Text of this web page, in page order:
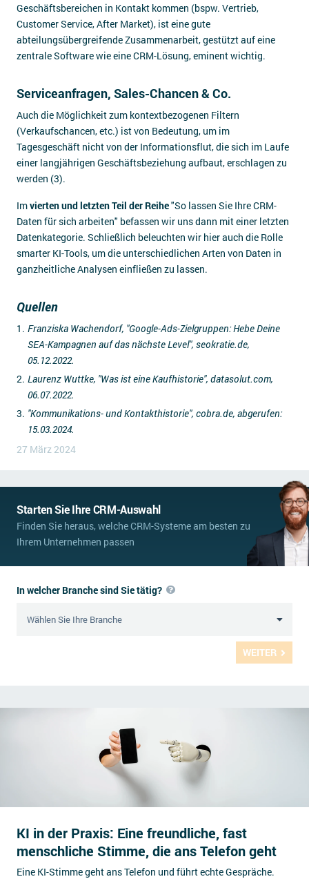
Geschäftsbereichen in Kontakt kommen (bspw. Vertrieb,
Customer Service, After Market), ist eine gute
abteilungsübergreifende Zusammenarbeit, gestützt auf eine
zentrale Software wie eine CRM-Lösung, eminent wichtig.
Serviceanfragen, Sales-Chancen & Co.
Auch die Möglichkeit zum kontextbezogenen Filtern
(Verkaufschancen, etc.) ist von Bedeutung, um im
Tagesgeschäft nicht von der Informationsflut, die sich im Laufe
einer langjährigen Geschäftsbeziehung aufbaut, erschlagen zu
werden (3).
Imvierten und letzten Teil der Reihe"So lassen Sie Ihre CRM-
Daten für sich arbeiten" befassen wir uns dann mit einer letzten
Datenkategorie. Schließlich beleuchten wir hier auch die Rolle
smarter KI-Tools, um die unterschiedlichen Arten von Daten in
ganzheitliche Analysen einfließen zu lassen.
Quellen
Franziska Wachendorf, "Google-Ads-Zielgruppen: Hebe Deine
SEA-Kampagnen auf das nächste Level", seokratie.de,
05.12.2022.
Laurenz Wuttke, "Was ist eine Kaufhistorie", datasolut.com,
06.07.2022.
"Kommunikations- und Kontakthistorie", cobra.de, abgerufen:
15.03.2024.
27 März 2024
Starten Sie Ihre CRM-Auswahl
Finden Sie heraus, welche CRM-Systeme am besten zu
Ihrem Unternehmen passen
WEITER
In welcher Branche sind Sie tätig?
KI in der Praxis: Eine freundliche, fast
menschliche Stimme, die ans Telefon geht
Eine KI-Stimme geht ans Telefon und führt echte Gespräche.